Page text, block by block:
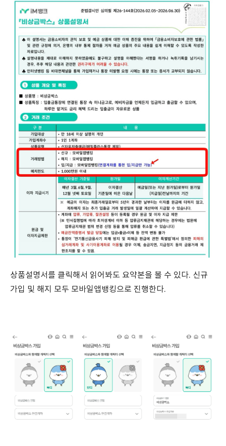
상품설명서를 클릭해서 읽어봐도 요약본을 볼 수 있다. 신규
가입 및 해지 모두 모바일앱뱅킹으로 진행한다.